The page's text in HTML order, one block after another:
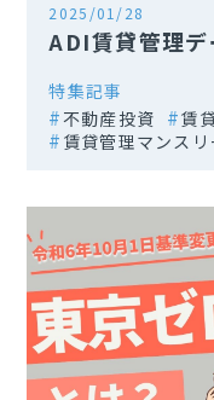
2025/01/28
ADI賃貸管理
特集記事
不動産投資
賃
賃貸管理マンスリ